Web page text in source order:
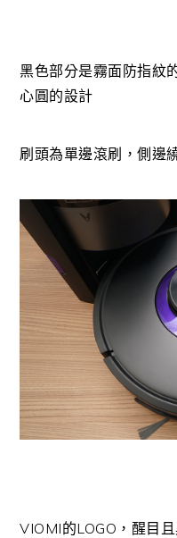
黑色部分是霧面防指紋
心圓的設計
刷頭為單邊滾刷，側邊
VIOMI的LOGO，醒目